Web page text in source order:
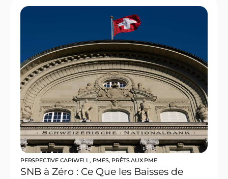
PERSPECTIVE CAPIWELL, PMES, PRÊTS AUX PME
SNB à Zéro : Ce Que les Baisses de